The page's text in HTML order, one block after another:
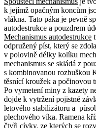
k jejímž opačným koncům
vlákna. Tato páka je pevně
autodestrukce a pouzdrem
Mechanismus autodestrukce
odpružený píst, který se
v polovině délky kolíku
mechanismus se skládá z
s kombinovanou rozbuškou
těsnící kroužek a počinovou
Po vymetení miny z kazety
dojde k vytržení pojistné
letového stabilizátoru a
plechového víka. Ramena
čtyři cívky, ze kterých se